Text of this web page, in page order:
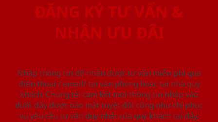
ĐĂNG KÝ TƯ VẤN &
NHẬN ƯU ĐÃI
Nhập thông tin để nhận được tư vấn miễn phí qua
điện thoại / email/ tại văn phòng hoặc tại nhà quý
khách. Chúng tôi cam kết mọi thông tin nhập vào
dưới đây được bảo mật tuyệt đối cũng như chỉ phục
vụ yêu cầu tư vấn duy nhất của quý khách tại đây.